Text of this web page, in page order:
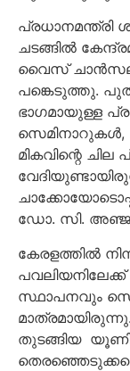
പ്രധാനമന്ത്രി
ചടങ്ങിൽ
വൈസ്
പങ്കെടുത്തു.
ഭാഗമായുള്ള
സെമിനാറുകൾ,
മികവിന്റെ
ഡോ. സി.
കേരളത്തിൽ
സ്ഥാപനവും
തുടങ്ങിയ